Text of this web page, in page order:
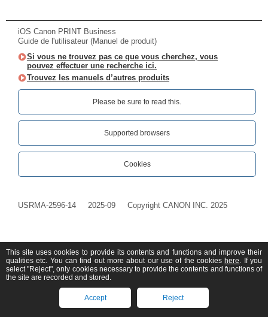
iOS Canon PRINT Business
Guide de l'utilisateur (Manuel de produit)
Si vous ne trouvez pas ce que vous cherchez, vous
pouvez effectuer une recherche ici.
Trouvez les manuels d’autres produits
Please be sure to read this.‎
Supported browsers
Cookies
USRMA-2596-14 2025-09 Copyright CANON INC. 2025
This site uses cookies to provide its contents and functions and improve their
qualities etc. You can find out more about our use of the cookies here. If you
select "Reject", only cookies necessary to provide the contents and functions of
the site are recorded and stored.
Accept Reject